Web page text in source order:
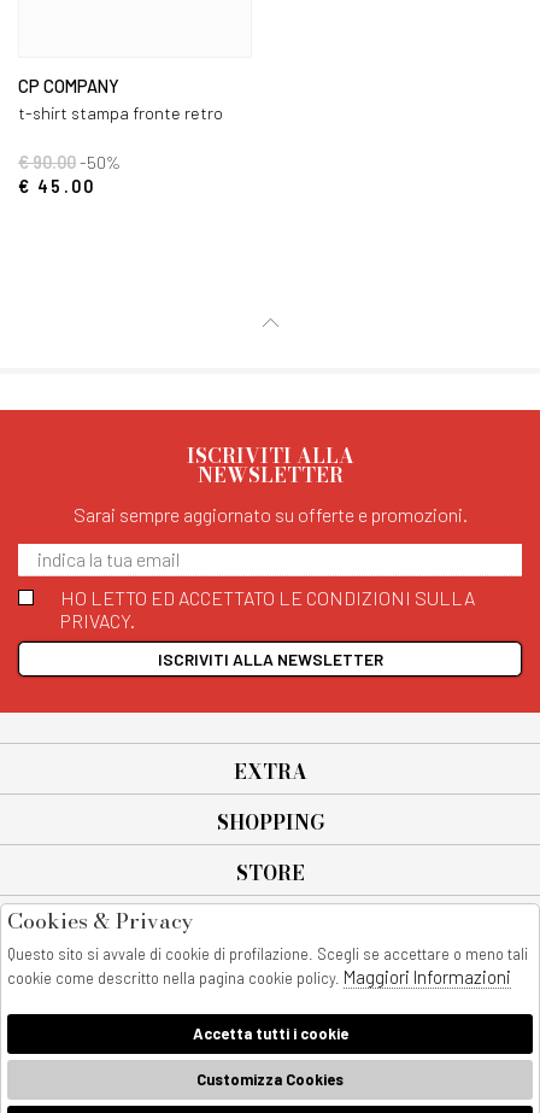
CP COMPANY
t-shirt stampa fronte retro
€ 90.00-50%
€ 45.00
ISCRIVITI ALLA
NEWSLETTER
Sarai sempre aggiornato su offerte e promozioni.
HO LETTO ED ACCETTATO LE CONDIZIONI SULLA
PRIVACY.
ISCRIVITI ALLA NEWSLETTER
EXTRA
SHOPPING
STORE
All rights reserved - © Copyright 2026
AnyAnyluxury srl - Sede Legale: Corso Vittorio Emanuele 90/A - 80053
castellammare di stabia - Italia
Cookies & Privacy
Questo sito si avvale di cookie di profilazione. Scegli se accettare o meno tali
cookie come descritto nella pagina cookie policy. Maggiori Informazioni
Accetta tutti i cookie
Customizza Cookies